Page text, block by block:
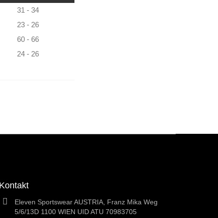
31 - 34
23 - 26
60 - 66
24 - 26
Eleven Sportswear AUSTRIA, Franz Mika Weg
5/6/13D 1100 WIEN UID ATU 70983705